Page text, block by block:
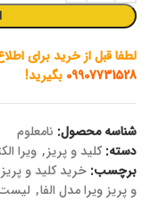
لطفا قبل از خرید برای
09907731528 بگیرید!
شناسه محصول: نامعلوم
دسته: کلید و پریز, ویرا
برچسب: خرید کلید و
و پریز ویرا مدل الفا,